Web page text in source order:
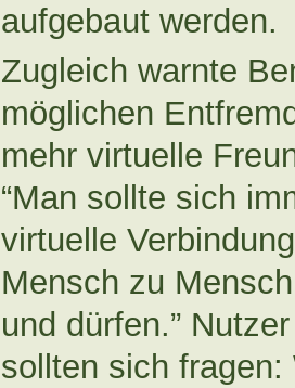
aufgebaut werden.
Zugleich warnte
möglichen
mehr virtuelle
“Man sollte sich
virtuelle
Mensch zu
und dürfen.”
sollten sich